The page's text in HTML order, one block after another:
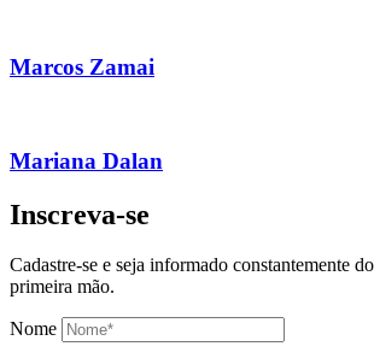
Marcos Zamai
Mariana Dalan
Inscreva-se
Cadastre-se e seja informado constantemente
primeira mão.
Nome